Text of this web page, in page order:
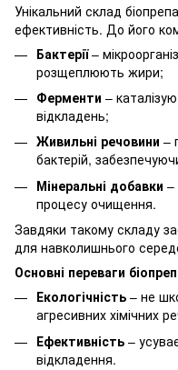
Унікальний склад
ефективність. До його
Бактерії–
розщеплюють жири;
Ферменти –
відкладень;
Живильні речовини –
бактерій,
Мінеральні добавки –
процесу очищення.
Завдяки такому складу
для навколишнього
Основні переваги
Екологічність – не
агресивних хімічних
Ефективність –
відкладення.